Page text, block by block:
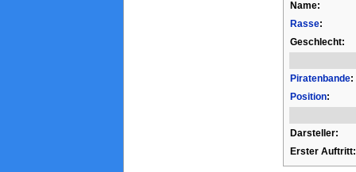
Name:
Rasse:
Geschlecht:
Piratenbande:
Position:
Darsteller:
Erster Auftritt: